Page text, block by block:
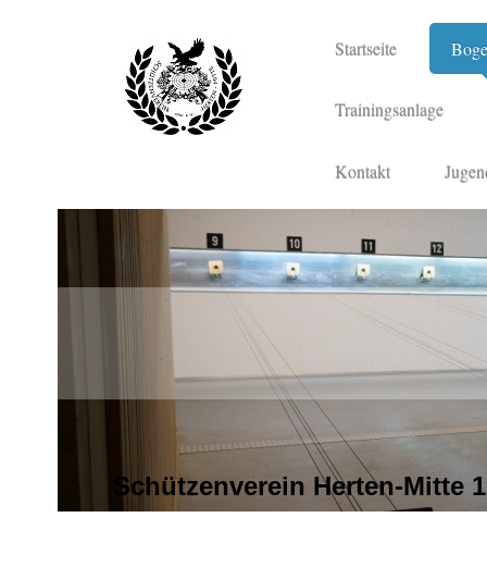
Startseite
Trainingsanlage
Kontakt
Schützenverein Herten-Mitte